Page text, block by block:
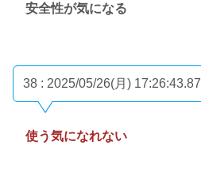
安全性が気になる
38 : 2025/05/26(月) 17:26:43.87
使う気になれない